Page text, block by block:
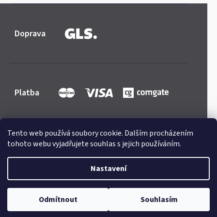
Tento web používá soubory cookie. Dalším procházením
tohoto webu vyjadřujete souhlas s jejich používáním.
Nastavení
Odmítnout Souhlasím
Doprava
Platba
Shoptet |mime digital
Mercedes-store.com
vyhrazena.Upravit nastavení cookies
Odstoupit od smlouvy